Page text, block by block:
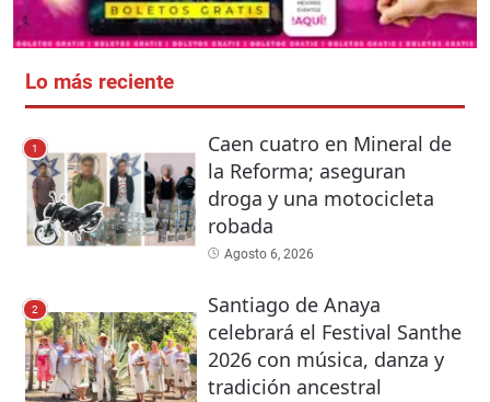
Lo más reciente
1
Caen cuatro en Mineral de
la Reforma; aseguran
droga y una motocicleta
robada
Agosto 6, 2026
2
Santiago de Anaya
celebrará el Festival Santhe
2026 con música, danza y
tradición ancestral